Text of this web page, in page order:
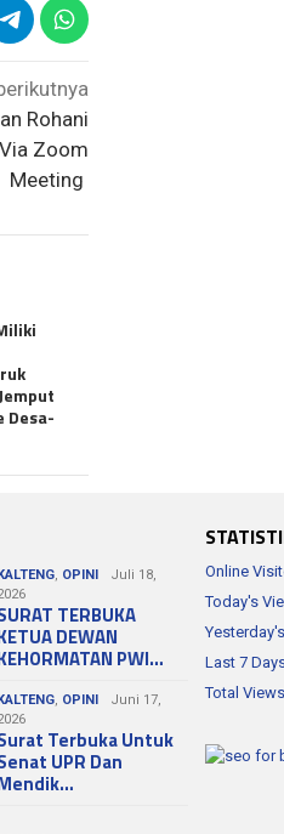
Rohani
Zoom
Meeting
Desa-
, OPINI
Juli 18,
TERBUKA
DEWAN
PWI…
, OPINI
Juni 17,
Terbuka Untuk
UPR Dan
Online
Today's
Last 7
Total